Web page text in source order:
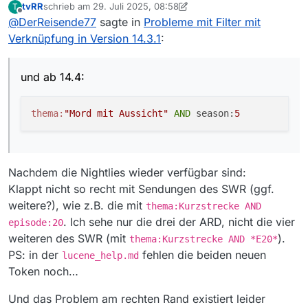
T
Offline
tvRRschrieb am 29. Juli 2025, 08:58
zuletzt editiert von tvRR
@DerReisende77 sagte in Probleme mit Filter mit
Verknüpfung in Version 14.3.1:
und ab 14.4:
thema: "Mord mit Aussicht" AND season: 5
Nachdem die Nightlies wieder verfügbar sind:
Klappt nicht so recht mit Sendungen des SWR (ggf.
weitere?), wie z.B. die mit thema:Kurzstrecke AND
episode:20. Ich sehe nur die drei der ARD, nicht die vier
weiteren des SWR (mit thema:Kurzstrecke AND *E20*).
PS: in der lucene_help.md fehlen die beiden neuen
Token noch…
Und das Problem am rechten Rand existiert leider